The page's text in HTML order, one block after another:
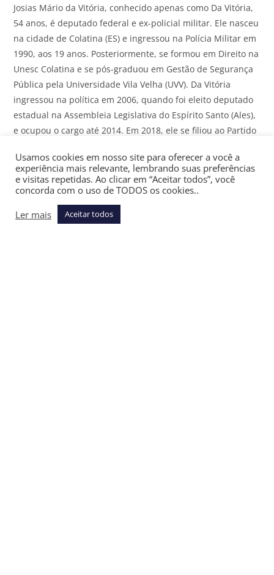
Josias Mário da Vitória, conhecido apenas como Da Vitória,
54 anos, é deputado federal e ex-policial militar. Ele nasceu
na cidade de Colatina (ES) e ingressou na Polícia Militar em
1990, aos 19 anos. Posteriormente, se formou em Direito na
Unesc Colatina e se pós-graduou em Gestão de Segurança
Pública pela Universidade Vila Velha (UVV). Da Vitória
ingressou na política em 2006, quando foi eleito deputado
estadual na Assembleia Legislativa do Espírito Santo (Ales),
e ocupou o cargo até 2014. Em 2018, ele se filiou ao Partido
Vitória se filiou ao Progressistas (PP) em 2022 e foi reeleito
deputado federal. Agora Da Vitória pode ser candidato a
senador pelo Espírito Santo (ES) nas eleições 2026.
Carlos Manato (Republicanos)
Usamos cookies em nosso site para oferecer a você a
experiência mais relevante, lembrando suas preferências
e visitas repetidas. Ao clicar em “Aceitar todos”, você
concorda com o uso de TODOS os cookies..
Ler mais
Aceitar todos